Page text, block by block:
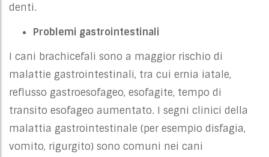
denti.
Problemi gastrointestinali
I cani brachicefali sono a maggior rischio di
malattie gastrointestinali, tra cui ernia iatale,
reflusso gastroesofageo, esofagite, tempo di
transito esofageo aumentato. I segni clinici della
malattia gastrointestinale (per esempio disfagia,
vomito, rigurgito) sono comuni nei cani